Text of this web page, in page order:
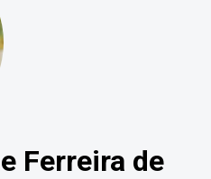
Ferreira de